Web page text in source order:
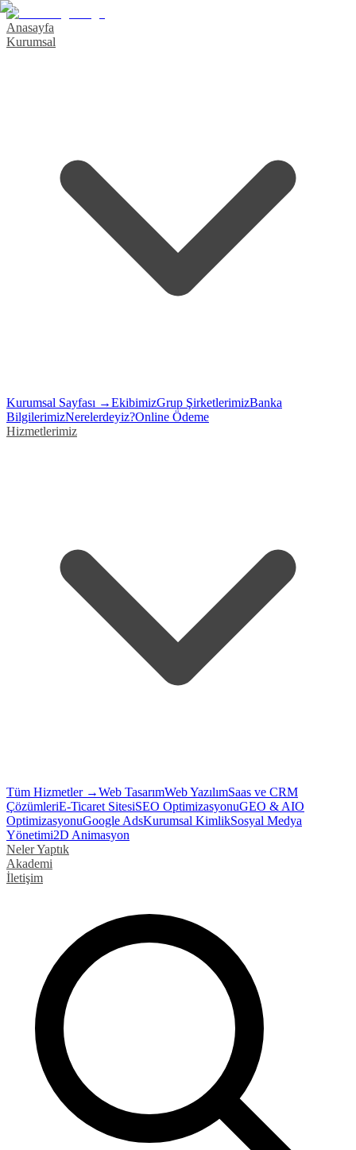
Anasayfa
Kurumsal
Kurumsal Sayfası →EkibimizGrup ŞirketlerimizBanka
BilgilerimizNerelerdeyiz?Online Ödeme
Hizmetlerimiz
Tüm Hizmetler →Web TasarımWeb YazılımSaas ve CRM
ÇözümleriE-Ticaret SitesiSEO OptimizasyonuGEO & AIO
OptimizasyonuGoogle AdsKurumsal KimlikSosyal Medya
Yönetimi2D Animasyon
Neler Yaptık
Akademi
İletişim